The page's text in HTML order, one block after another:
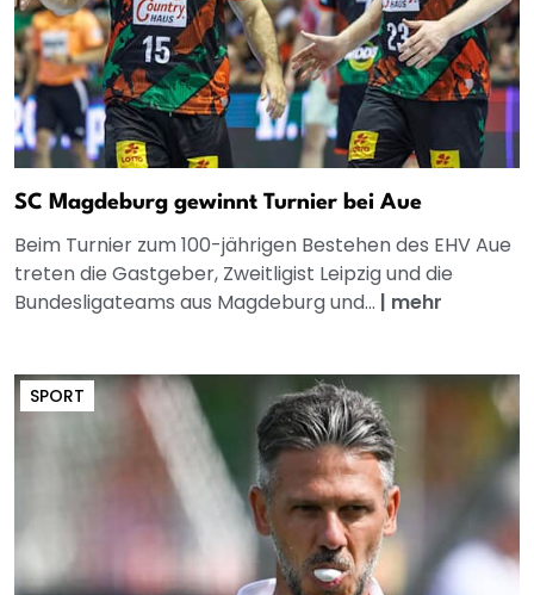
SC Magdeburg gewinnt Turnier bei Aue
Beim Turnier zum 100-jährigen Bestehen des EHV Aue
treten die Gastgeber, Zweitligist Leipzig und die
Bundesligateams aus Magdeburg und... | mehr
SPORT